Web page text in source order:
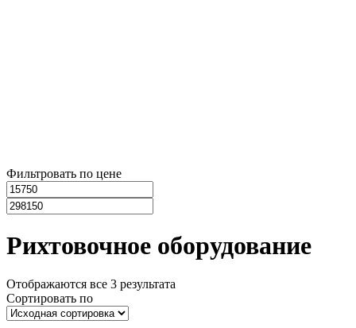
Фильтровать по цене
Рихтовочное оборудование
Отображаются все 3 результата
Сортировать по